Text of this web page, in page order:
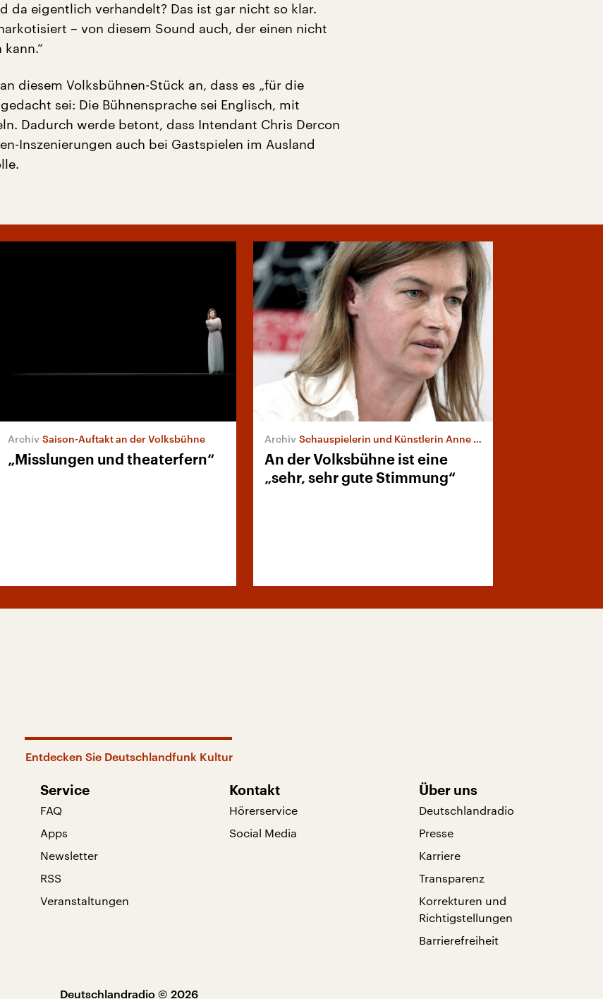
da eigentlich verhandelt? Das ist gar nicht so klar.
– von diesem Sound auch, der einen nicht
diesem Volksbühnen-Stück an, dass es „für die
sei: Die Bühnensprache sei Englisch, mit
Dadurch werde betont, dass Intendant Chris Dercon
Inszenierungen auch bei Gastspielen im Ausland
Saison-Auftakt an der Volksbühne
„Misslungen und theaterfern“
Schauspielerin und Künstlerin Anne Tismer
An der Volksbühne ist eine
„sehr, sehr gute Stimmung“
Entdecken Sie Deutschlandfunk Kultur
Service
FAQ
Apps
Newsletter
RSS
Veranstaltungen
Kontakt
Hörerservice
Social Media
Über uns
Deutschlandradio
Presse
Karriere
Transparenz
Korrekturen und
Richtigstellungen
Barrierefreiheit
Deutschlandradio © 2026